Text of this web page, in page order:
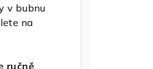
v bubnu
na
ručně